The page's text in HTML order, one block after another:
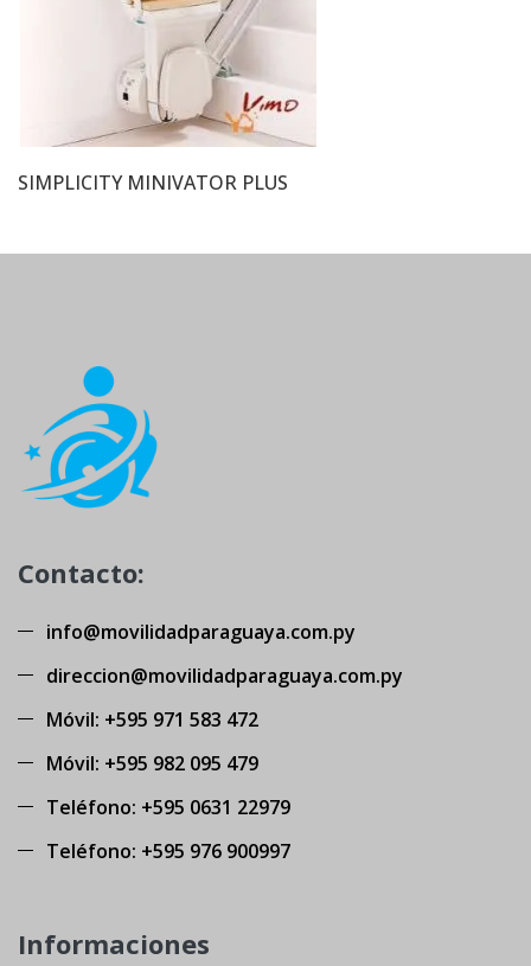
SIMPLICITY MINIVATOR PLUS
Contacto:
info@movilidadparaguaya.com.py
direccion@movilidadparaguaya.com.py
Móvil: +595 971 583 472
Móvil: +595 982 095 479
Teléfono: +595 0631 22979
Teléfono: +595 976 900997
Informaciones